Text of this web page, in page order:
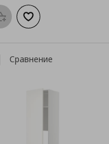
στο καλάθι
Добави към
Сравнение